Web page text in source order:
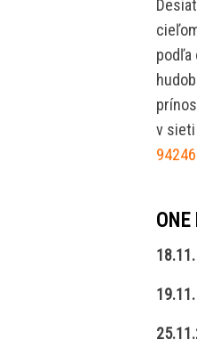
podľa
v